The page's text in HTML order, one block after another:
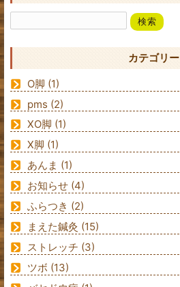
カテゴリー
O脚 (1)
pms (2)
XO脚 (1)
X脚 (1)
あんま (1)
お知らせ (4)
ふらつき (2)
まえた鍼灸 (15)
ストレッチ (3)
ツボ (13)